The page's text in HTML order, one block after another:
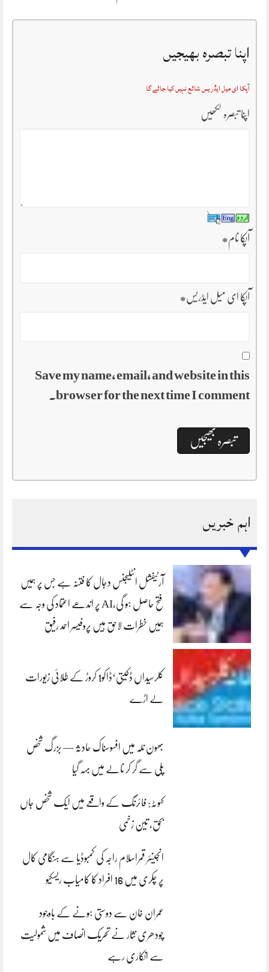
اپنا تبصرہ بھیجیں
آپکا ای میل ایڈریس شائع نہیں کیا جائے گا
اپنا تبصرہ لکھیں
آپکا نام*
آپکا ای میل ایڈریس*
Save my name, email, and website in this
browser for the next time I comment.
اہم خبریں
آرٹیفشل انٹلیجنس دجال کا فتنہ ہے جس پر ہمیں
فتح حاصل ہو گی،AI پر اندھے اعتماد کی وجہ سے
ہمیں خطرات لاحق ہیں پروفیسر احمد رفیق
کلرسیداں ڈکیتی‘ڈاکو1 کروڑ کے طلائی زیورات
لے اڑے
بھون نلہ میں افسوسناک حادثہ — بزرگ شخص
پلی سے گر کر نالے میں بہہ گیا
کہوٹہ: فائرنگ کے واقعے میں ایک شخص جاں
بحق، تین زخمی
انجینئر قمراسلام راجہ کی کمبوڈیا سے ہنگامی کال
پر چکری میں 16 افراد کا کامیاب ریسکیو
عمران خان سے دوستی ہونے کے باوجود
چودھری نثار نے تحریک انصاف میں شمولیت
سے انکاری رہے